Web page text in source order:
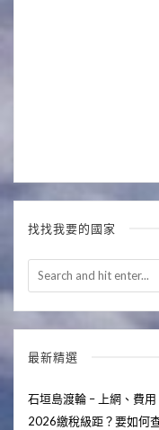
找找我要的國家
最新精選
石垣島渡輪 – 上網、費
2026繳稅級距？要如何